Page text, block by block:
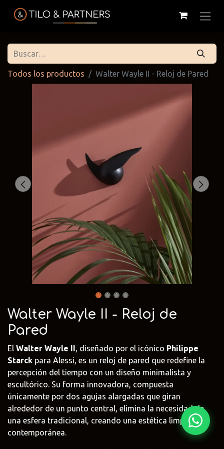
Todos los productos Walter Wayle II - Reloj de Pared
Walter Wayle II - Reloj de
Pared
El Walter Wayle II, diseñado por el icónico Philippe
Starck para Alessi, es un reloj de pared que redefine la
percepción del tiempo con un diseño minimalista y
escultórico. Su forma innovadora, compuesta
únicamente por dos agujas alargadas que giran
alrededor de un punto central, elimina la necesidad de
una esfera tradicional, creando una estética limpia y
contemporánea.
Tilo & Partners
@tiloandpartners
Cattelan
Italia
@cattelan.uy
@edone.it
@franke.uy
Duravit
@alessi.uy
Fima Carlo
Frattini
@fima.uruguay
Adriani e
Rossi
@adrianierossi
Monocoat
@piancauy